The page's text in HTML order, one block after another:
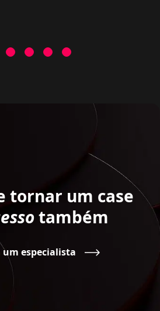
tornar um case
também
um especialista